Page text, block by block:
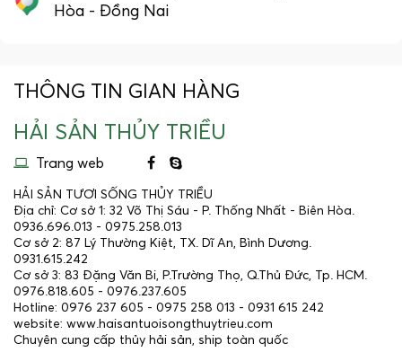
Hòa - Đồng Nai
THÔNG TIN GIAN HÀNG
HẢI SẢN THỦY TRIỀU
Trang web
HẢI SẢN TƯƠI SỐNG THỦY TRIỀU
Địa chỉ: Cơ sở 1: 32 Võ Thị Sáu - P. Thống Nhất - Biên Hòa.
0936.696.013 - 0975.258.013
Cơ sở 2: 87 Lý Thường Kiệt, TX. Dĩ An, Bình Dương.
0931.615.242
Cơ sở 3: 83 Đặng Văn Bi, P.Trường Thọ, Q.Thủ Đức, Tp. HCM.
0976.818.605 - 0976.237.605
Hotline: 0976 237 605 - 0975 258 013 - 0931 615 242
website: www.haisantuoisongthuytrieu.com
Chuyên cung cấp thủy hải sản, ship toàn quốc